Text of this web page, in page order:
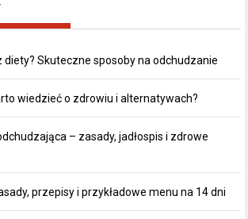
diety? Skuteczne sposoby na odchudzanie
wiedzieć o zdrowiu i alternatywach?
– zasady, jadłospis i zdrowe
przepisy i przykładowe menu na 14 dni